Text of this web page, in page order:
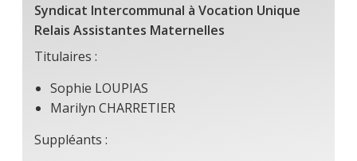
Syndicat Intercommunal à Vocation Unique
Relais Assistantes Maternelles
Titulaires :
Sophie LOUPIAS
Marilyn CHARRETIER
Suppléants :